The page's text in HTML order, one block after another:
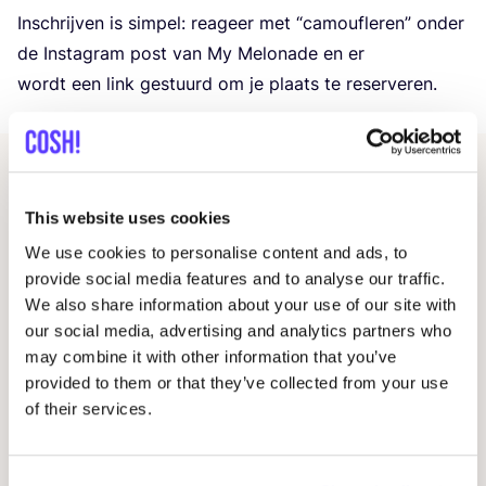
This website uses cookies
We use cookies to personalise content and ads, to
provide social media features and to analyse our traffic.
We also share information about your use of our site with
our social media, advertising and analytics partners who
may combine it with other information that you’ve
provided to them or that they’ve collected from your use
of their services.
Inschrij­ven is sim­pel: rea­geer met “camou­fle­ren” onder
de Inst­agram post van My Melo­na­de en er
wordt een link gestuurd om je plaats te reserveren.